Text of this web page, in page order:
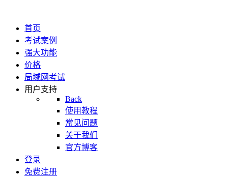
首页
考试案例
强大功能
价格
局域网考试
用户支持
Back
使用教程
常见问题
关于我们
官方博客
登录
免费注册